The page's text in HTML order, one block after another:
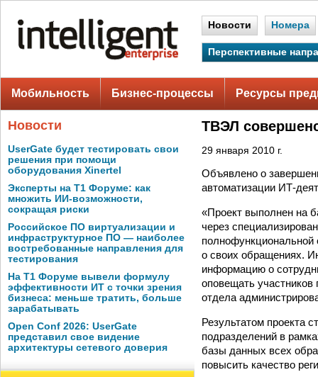
Новости Номера
Перспективные
Мобильность Бизнес-процессы Ресурсы
Новости
UserGate будет тестировать свои
решения при помощи
оборудования Xinertel
Эксперты на Т1 Форуме: как
множить ИИ-возможности,
сокращая риски
Российское ПО виртуализации и
инфраструктурное ПО — наиболее
востребованные направления для
тестирования
На Т1 Форуме вывели формулу
эффективности ИТ с точки зрения
бизнеса: меньше тратить, больше
зарабатывать
Open Conf 2026: UserGate
представил свое видение
архитектуры сетевого доверия
ТВЭЛ
29 января 2010 г.
Объявлено о
автоматизации ИТ-
«Проект выполнен на
через
полнофункциональной
о своих обращениях.
информацию о
оповещать
отдела
Результатом проекта
подразделений в
базы данных всех
повысить качество